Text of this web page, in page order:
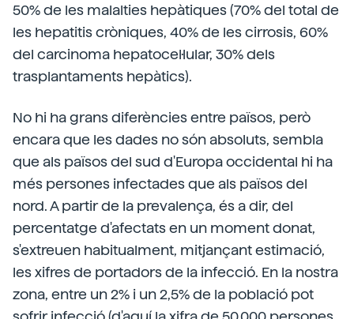
50% de les malalties hepàtiques (70% del total de
les hepatitis cròniques, 40% de les cirrosis, 60%
del carcinoma hepatocel·lular, 30% dels
trasplantaments hepàtics).
No hi ha grans diferències entre països, però
encara que les dades no són absoluts, sembla
que als països del sud d'Europa occidental hi ha
més persones infectades que als països del
nord. A partir de la prevalença, és a dir, del
percentatge d'afectats en un moment donat,
s'extreuen habitualment, mitjançant estimació,
les xifres de portadors de la infecció. En la nostra
zona, entre un 2% i un 2,5% de la població pot